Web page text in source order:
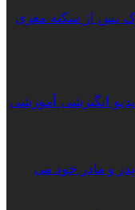
پس از سکته مغزی
انگیزشی آموزشی